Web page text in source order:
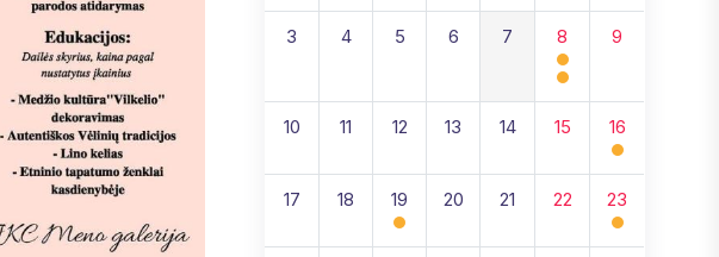
3 4 5 6 7 8 9
10 11 12 13 14 15 16
17 18 19 20 21 22 23